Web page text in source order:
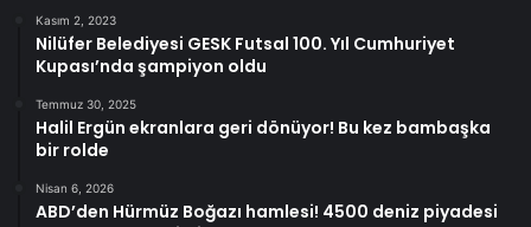
Kasım 2, 2023
Nilüfer Belediyesi GESK Futsal 100. Yıl Cumhuriyet
Kupası’nda şampiyon oldu
Temmuz 30, 2025
Halil Ergün ekranlara geri dönüyor! Bu kez bambaşka
bir rolde
Nisan 6, 2026
ABD’den Hürmüz Boğazı hamlesi! 4500 deniz piyadesi